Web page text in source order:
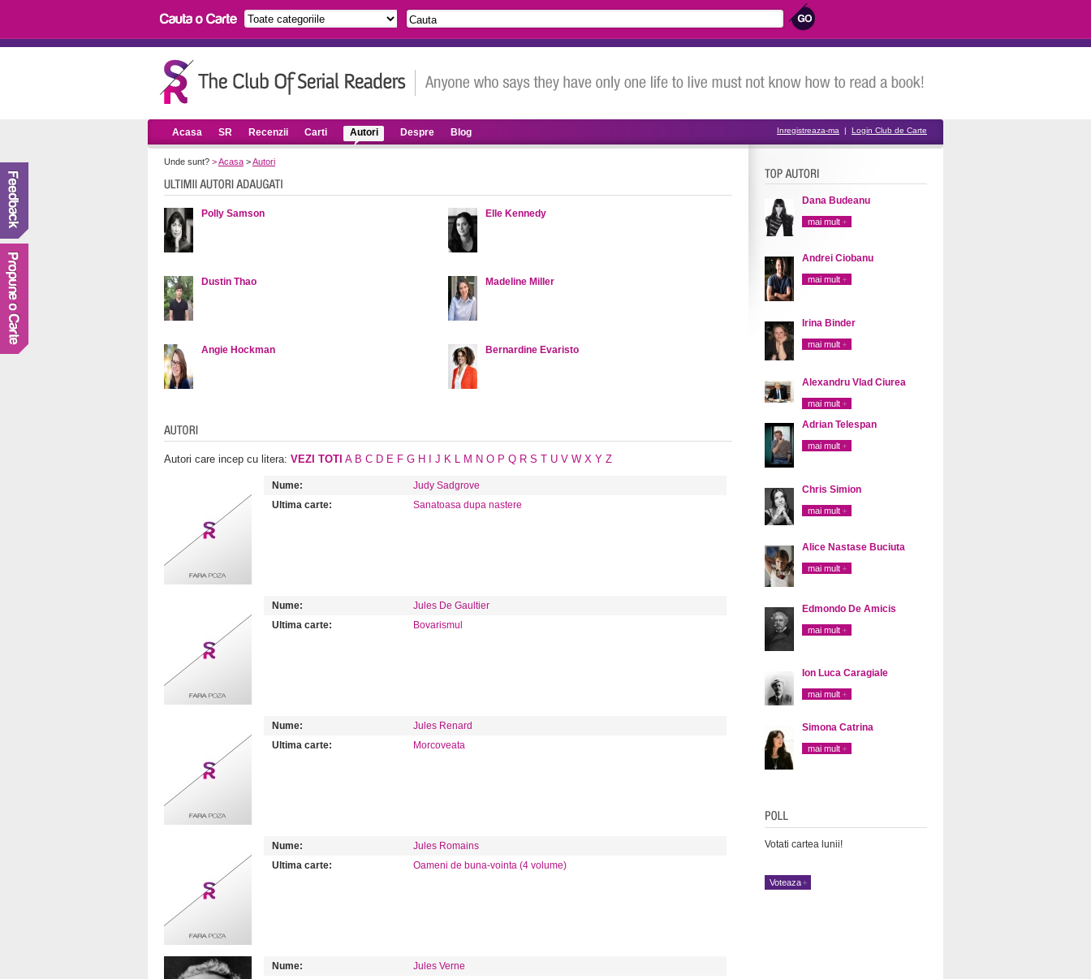
Acasa SR Recenzii Carti Autori Despre Blog Inregistreaza-ma | Login Club de Carte
Unde sunt? >Acasa >Autori
Polly Samson
Dustin Thao
Angie Hockman
Elle Kennedy
Madeline Miller
Bernardine Evaristo
Autori care incep cu litera: VEZI TOTI A B C D E F G H J K L M N O P Q R S T U V W X Y Z
Nume:
Judy Sadgrove
Ultima carte:
Sanatoasa dupa nastere
Nume:
Jules De Gaultier
Ultima carte:
Bovarismul
Nume:
Jules Renard
Ultima carte:
Morcoveata
Nume:
Jules Romains
Ultima carte:
Oameni de buna-vointa (4 volume)
Nume:
Jules Verne
Dana Budeanu
mai mult
Andrei Ciobanu
mai mult
Irina Binder
mai mult
Alexandru Vlad Ciurea
mai mult
Adrian Telespan
mai mult
Chris Simion
mai mult
Alice Nastase Buciuta
mai mult
Edmondo De Amicis
mai mult
Ion Luca Caragiale
mai mult
Simona Catrina
mai mult
Votati cartea lunii!